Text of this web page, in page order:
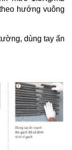
hướng vuông
dùng tay ấn